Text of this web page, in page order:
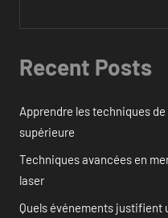
Recent Posts
Apprendre les techniques
supérieure
Techniques avancées en
laser
Quels événements justifient